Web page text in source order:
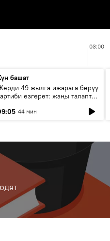
03:00
башат
49 жылга ижарага берүү
өзгөрөт: жаңы талаптар
44 мин